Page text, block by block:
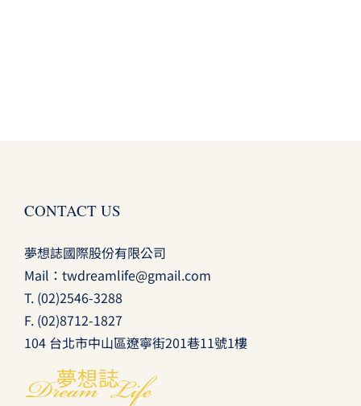
CONTACT US
夢想誌國際股份有限公司
Mail： twdreamlife@gmail.com
T. (02)2546-3288
F. (02)8712-1827
104 台北市中山區遼寧街201巷11號1樓